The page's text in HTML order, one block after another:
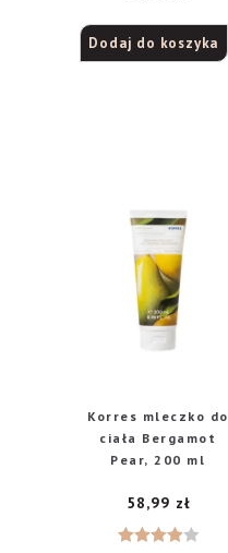
Dodaj do koszyka
Korres mleczko do
ciała Bergamot
Pear, 200 ml
58,99 zł